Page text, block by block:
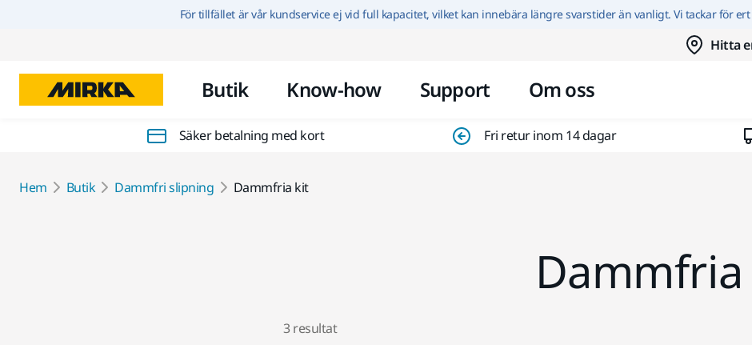
Hoppa till innehållet
För tillfället är vår kundservice ej vid full kapacitet, vilket kan innebära längre svarstider än vanligt. Vi tackar för
Hitta
Butik Know-how Support Om oss
Säker betalning med kort Fri retur inom 14 dagar
Hem Butik Dammfri slipning Dammfria kit
3 resultat